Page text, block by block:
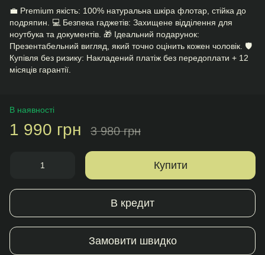
💼 Premium якість: 100% натуральна шкіра флотар, стійка до
подряпин. 💻 Безпека гаджетів: Захищене відділення для
ноутбука та документів. 🎁 Ідеальний подарунок:
Презентабельний вигляд, який точно оцінить кожен чоловік. 🛡️
Купівля без ризику: Накладений платіж без передоплати + 12
місяців гарантії.
В наявності
1 990 грн 3 980 грн
Купити
В кредит
Замовити швидко